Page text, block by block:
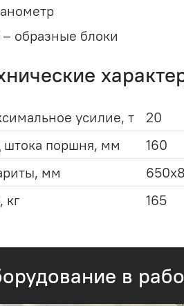
– образные блоки
усилие, т
20
штока поршня, мм
160
мм
кг
165
в